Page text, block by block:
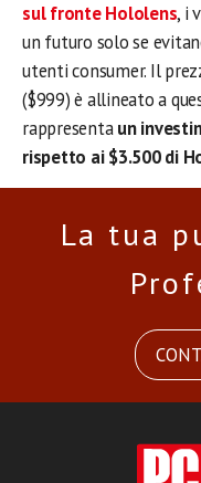
sul fronte Hololens, i
un futuro solo se
utenti consumer. Il
($999) è allineato a
rappresentaun
rispetto ai $3.500 di
La tua